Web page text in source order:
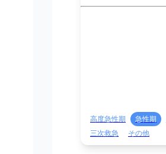
高度急性期 急性期
三次救急
その他